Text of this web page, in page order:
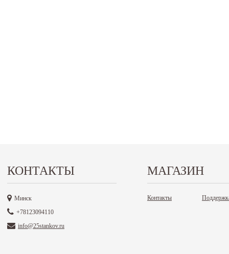
КОНТАКТЫ
Минск
+78123094110
info@25stankov.ru
МАГАЗИН
Контакты